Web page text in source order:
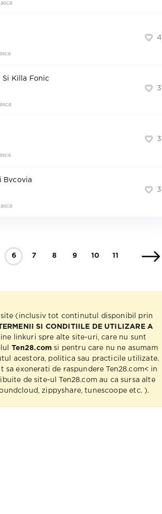
4
3
Si Killa Fonic
3
3
Bvcovia
6 7 8 9 10 11
(inclusiv tot continutul disponibil prin
SI CONDITIILE DE UTILIZARE A
linkuri spre alte site-uri, care nu sunt
Ten28.com si pentru care nu ne asumam
acestora, politica sau practicile utilizate.
exonerati de raspundere Ten28.com< in
de site-ul Ten28.com au ca sursa alte
zippyshare, tunescoope etc. ).